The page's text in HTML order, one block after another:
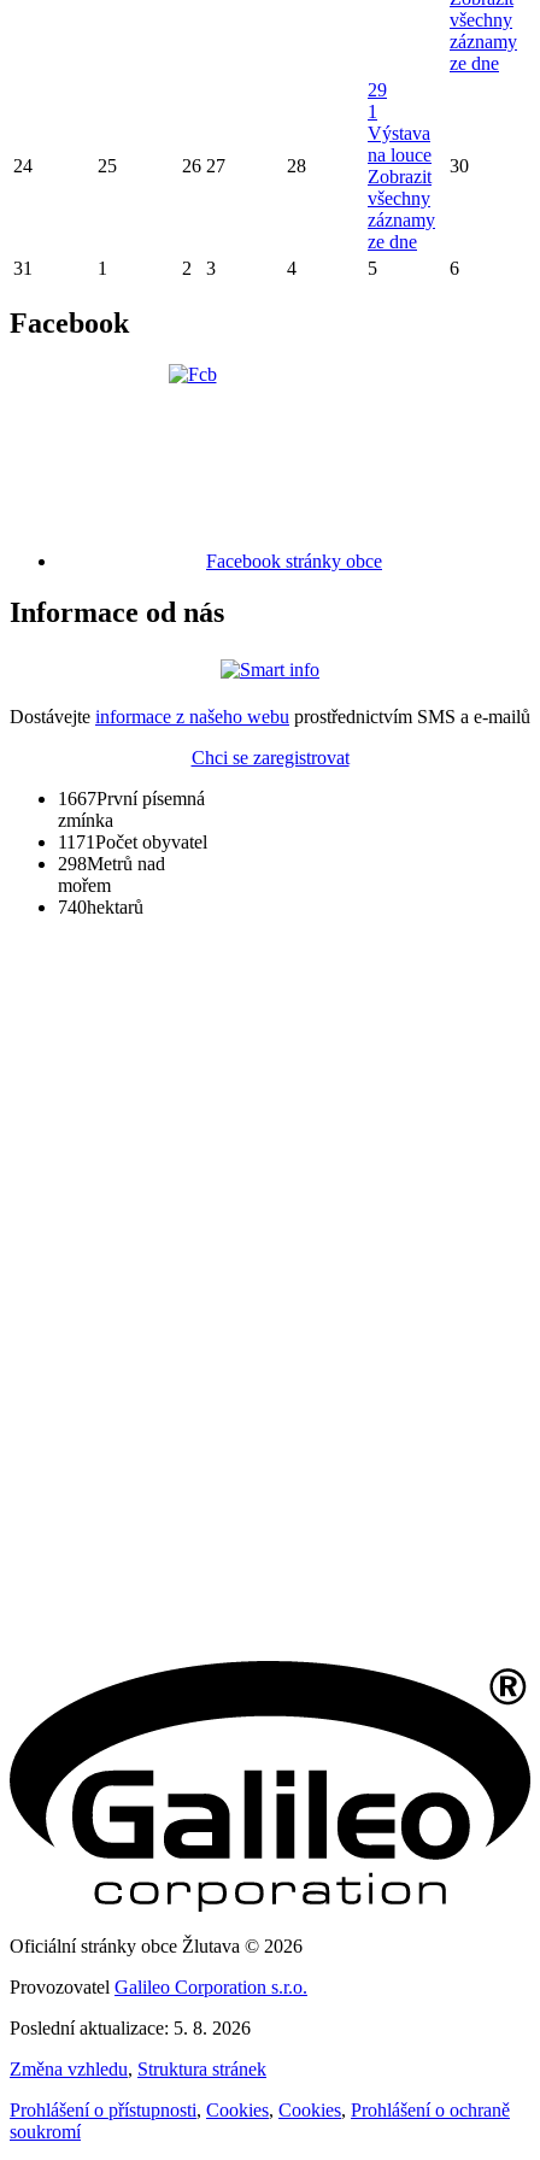
všechny
záznamy
ze dne
24 25 26 27 28
29
1
Výstava
na louce
Zobrazit
všechny
záznamy
ze dne
30
31 1 2 3 4 5 6
Facebook
Facebook stránky obce
Informace od nás
Dostávejte informace z našeho webu prostřednictvím SMS a e-mailů
Chci se zaregistrovat
1667První písemná
zmínka
1171Počet obyvatel
298Metrů nad
mořem
740hektarů
Oficiální stránky obce Žlutava © 2026
Provozovatel Galileo Corporation s.r.o.
Poslední aktualizace: 5. 8. 2026
Změna vzhledu, Struktura stránek
Prohlášení o přístupnosti, Cookies, Cookies, Prohlášení o ochraně
soukromí